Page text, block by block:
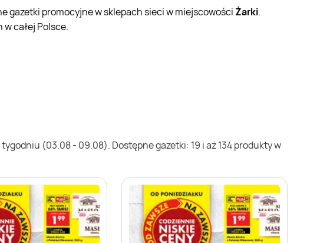
gazetki promocyjne w sklepach sieci w miejscowości Żarki.
całej Polsce.
(03.08 - 09.08). Dostępne gazetki: 19 i aż 134 produkty w